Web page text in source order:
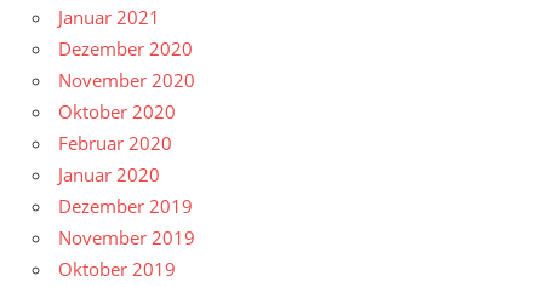
Januar 2021
Dezember 2020
November 2020
Oktober 2020
Februar 2020
Januar 2020
Dezember 2019
November 2019
Oktober 2019